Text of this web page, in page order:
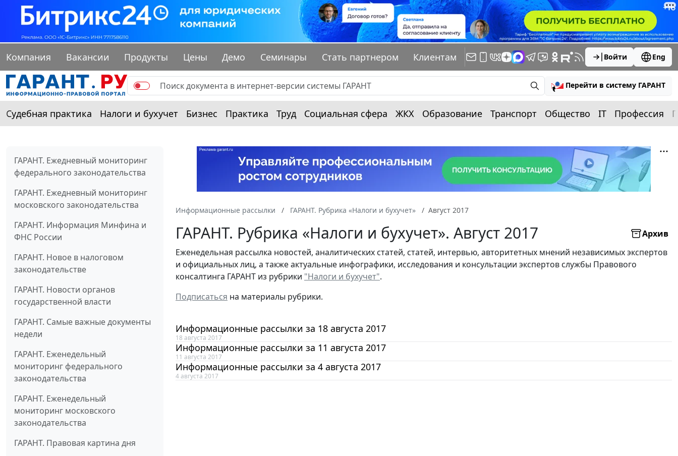
Компания Вакансии Продукты Цены Демо Семинары Стать партнером Клиентам Войти Eng
Перейти в систему ГАРАНТ
Судебная практика Налоги и бухучет Бизнес Практика Труд Социальная сфера ЖКХ Образование Транспорт Общество IT Профессия
ГАРАНТ. Ежедневный мониторинг
федерального законодательства
ГАРАНТ. Ежедневный мониторинг
московского законодательства
ГАРАНТ. Информация Минфина и
ФНС России
ГАРАНТ. Новое в налоговом
законодательстве
ГАРАНТ. Новости органов
государственной власти
ГАРАНТ. Самые важные документы
недели
ГАРАНТ. Еженедельный
мониторинг федерального
законодательства
ГАРАНТ. Еженедельный
мониторинг московского
законодательства
ГАРАНТ. Правовая картина дня
Информационные рассылки ГАРАНТ. Рубрика «Налоги и бухучет» Август 2017
ГАРАНТ. Рубрика «Налоги и бухучет». Август 2017
Архив
Еженедельная рассылка новостей, аналитических статей, статей, интервью, авторитетных мнений независимых экспертов
и официальных лиц, а также актуальные инфографики, исследования и консультации экспертов службы Правового
консалтинга ГАРАНТ из рубрики "Налоги и бухучет".
Подписаться на материалы рубрики.
Информационные рассылки за 18 августа 2017
18 августа 2017
Информационные рассылки за 11 августа 2017
11 августа 2017
Информационные рассылки за 4 августа 2017
4 августа 2017